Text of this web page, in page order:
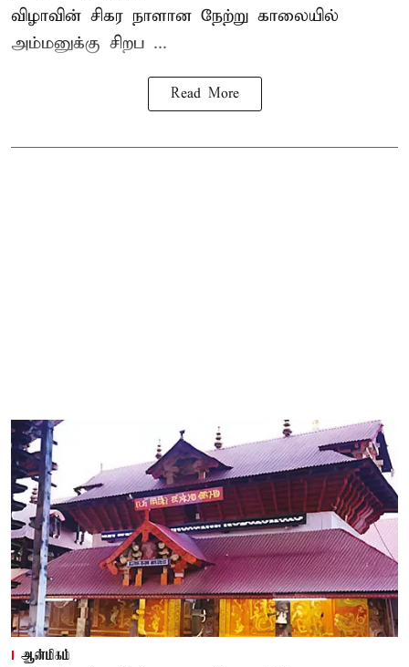
விழாவின் சிகர நாளான நேற்று காலையில்
அம்மனுக்கு சிறப ...
Read More
ஆன்மிகம்